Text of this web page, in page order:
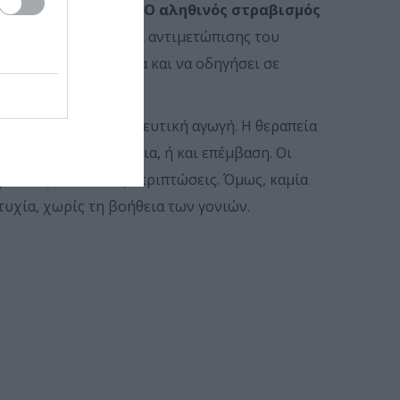
εξαφανίζεται. Ο αληθινός στραβισμός
διάγνωσης και αντιμετώπισης του
την όραση, ακόμα και να οδηγήσει σε
ειδική θεραπευτική αγωγή. Η θεραπεία
με ή χωρίς γυαλια, ή και επέμβαση. Οι
σε κάποιες περιπτώσεις. Όμως, καμία
χωρίς τη βοήθεια των γονιών.